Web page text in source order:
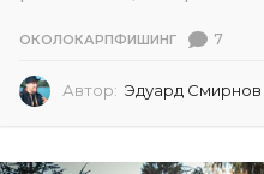
ОКОЛОКАРПФИШИНГ 7
Автор: Эдуард Смирнов